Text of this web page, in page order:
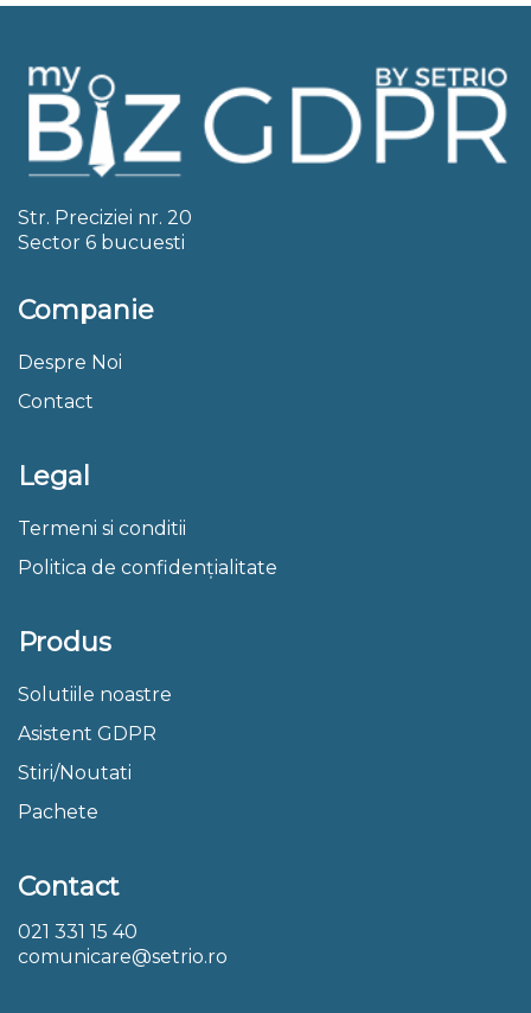
Str. Preciziei nr. 20
Sector 6 bucuesti
Companie
Despre Noi
Contact
Legal
Termeni si conditii
Politica de confidențialitate
Produs
Solutiile noastre
Asistent GDPR
Stiri/Noutati
Pachete
Contact
021 331 15 40
comunicare@setrio.ro